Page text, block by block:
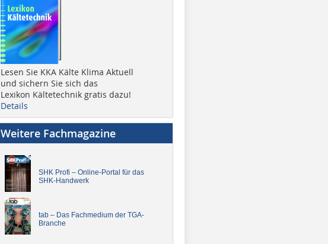
Lesen Sie KKA Kälte Klima Aktuell
und sichern Sie sich das
Lexikon Kältetechnik gratis dazu!
Details
Weitere Fachmagazine
SHK Profi – Online-Portal für das
SHK-Handwerk
tab – Das Fachmedium der TGA-
Branche